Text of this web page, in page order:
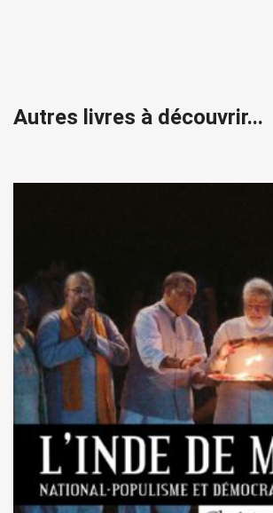
Autres livres à découvrir...